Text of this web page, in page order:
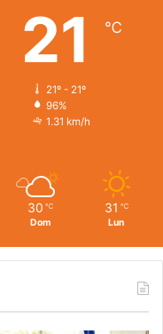
21 ℃
21º - 21º
96%
1.31 km/h
30 ℃
Dom
31 ℃
Lun